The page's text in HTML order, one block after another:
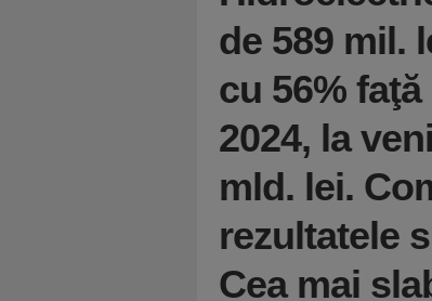
de 589 mil.
cu 56%
2024, la
mld. lei.
rezultatele
Cea mai